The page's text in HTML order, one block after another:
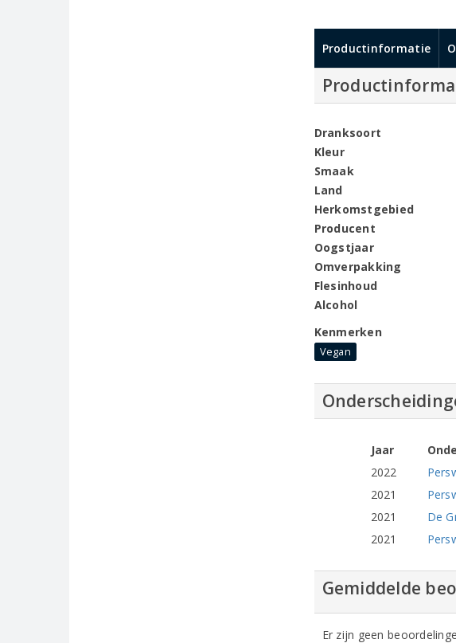
Productinformatie
Dranksoort
Kleur
Smaak
Land
Herkomstgebied
Producent
Oogstjaar
Omverpakking
Flesinhoud
Alcohol
Kenmerken
Vegan
Jaar
2022
2021
2021
De
2021
Gemiddelde
Er zijn geen